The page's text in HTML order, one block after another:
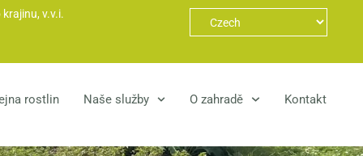
v.v.i.
rostlin Naše služby O zahradě Kontakt